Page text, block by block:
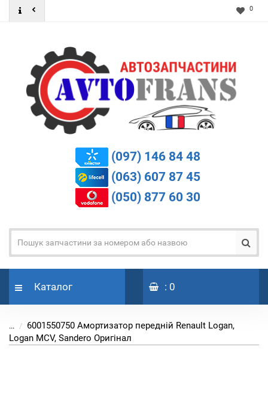
0
(097) 146 84 48
(063) 607 87 45
(050) 877 60 30
Каталог : 0
...
6001550750 Амортизатор передній Renault Logan,
Logan MCV, Sandero Оригінал